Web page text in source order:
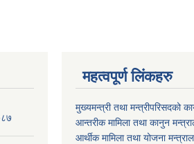
महत्वपूर्ण लिंकहरु
मुख्यमन्त्री तथा मन्त्रीपरिसदको
आन्तरीक मामिला तथा कानुन
आर्थीक मामिला तथा योजना